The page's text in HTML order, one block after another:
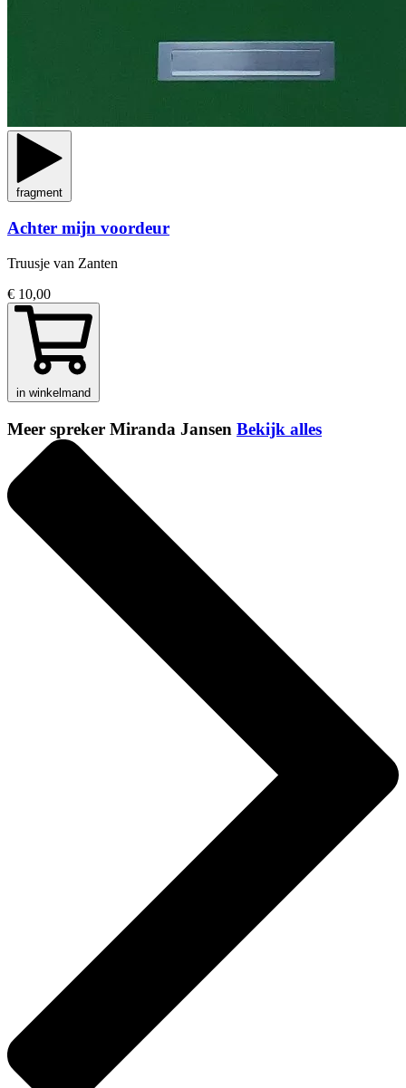
fragment
Achter mijn voordeur
Truusje van Zanten
€ 10,00
in winkelmand
Meer spreker Miranda Jansen Bekijk alles